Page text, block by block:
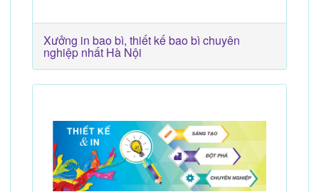
Xưởng in bao bì, thiết kế bao bì chuyên
nghiệp nhất Hà Nội